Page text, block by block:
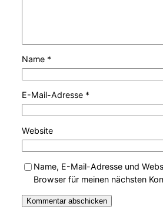
Name *
E-Mail-Adresse *
Website
Name, E-Mail-Adresse und
Browser für meinen nächsten